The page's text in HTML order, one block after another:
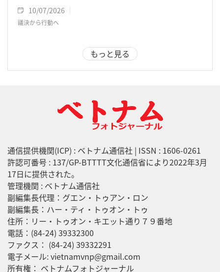
10/07/2026
議決から行動へ
もっと見る
通信提供機関(ICP) : ベトナム通信社 | ISSN : 1606-0261
許認可番号 : 137/GP-BTTTT文化通信省により2022年3月
17日に提供された。
管理機関 : ベトナム通信社
副編集長代理：グエン・トゥアン・ロン
副編集長：ハー・ティ・トゥオン・トゥ
住所：リー・トゥオン・キエット通り７９番地
電話：(84-24) 39332300
ファクス： (84-24) 39332291
電子メール: vietnamvnp@gmail.com
所有権： ベトナムフォトジャーナル